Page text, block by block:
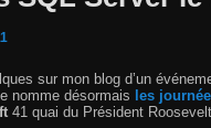
sur mon blog d’un
nomme désormais les
41 quai du Président